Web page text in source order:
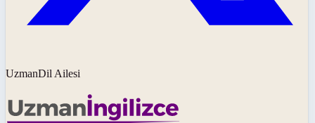
UzmanDil Ailesi